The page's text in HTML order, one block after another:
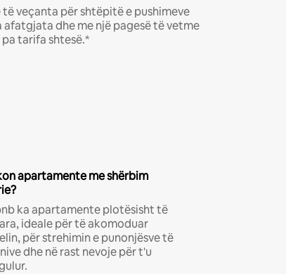
të veçanta për shtëpitë e pushimeve
afatgjata dhe me një pagesë të vetme
tarifa shtesë.*
apartamente me shërbim
ka apartamente plotësisht të
ideale për të akomoduar
për strehimin e punonjësve të
dhe në rast nevoje për t'u